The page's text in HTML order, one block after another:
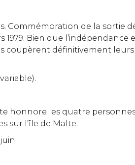
Commémoration de la sortie
1979. Bien que
coupèrent définitivement leurs
honnore les quatre
sur l’île de Malte.
juin.